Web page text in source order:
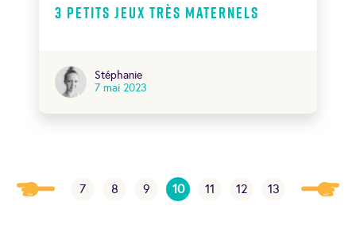
3 petits Jeux très maternels
Stéphanie
7 mai 2023
7 8 9 10 11 12 13